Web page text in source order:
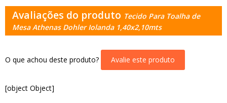
Avaliações do produto Tecido Para Toalha de
Mesa Athenas Dohler Iolanda 1,40x2,10mts
O que achou deste produto? Avalie este produto
[object Object]